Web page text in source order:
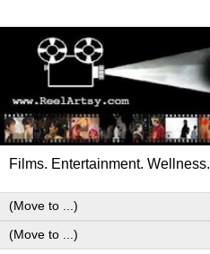
Films. Entertainment. Wellness.